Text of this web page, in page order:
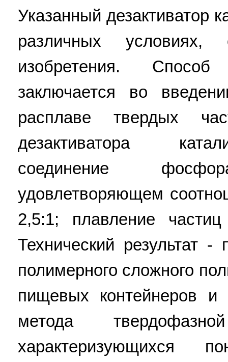
Указанный дезактиватор
различных
изобретения. Способ
заключается во
расплаве твердых
дезактиватора
соединение
удовлетворяющем
2,5:1; плавление
Технический результат
полимерного сложного
пищевых контейнеров и
метода
характеризующихся